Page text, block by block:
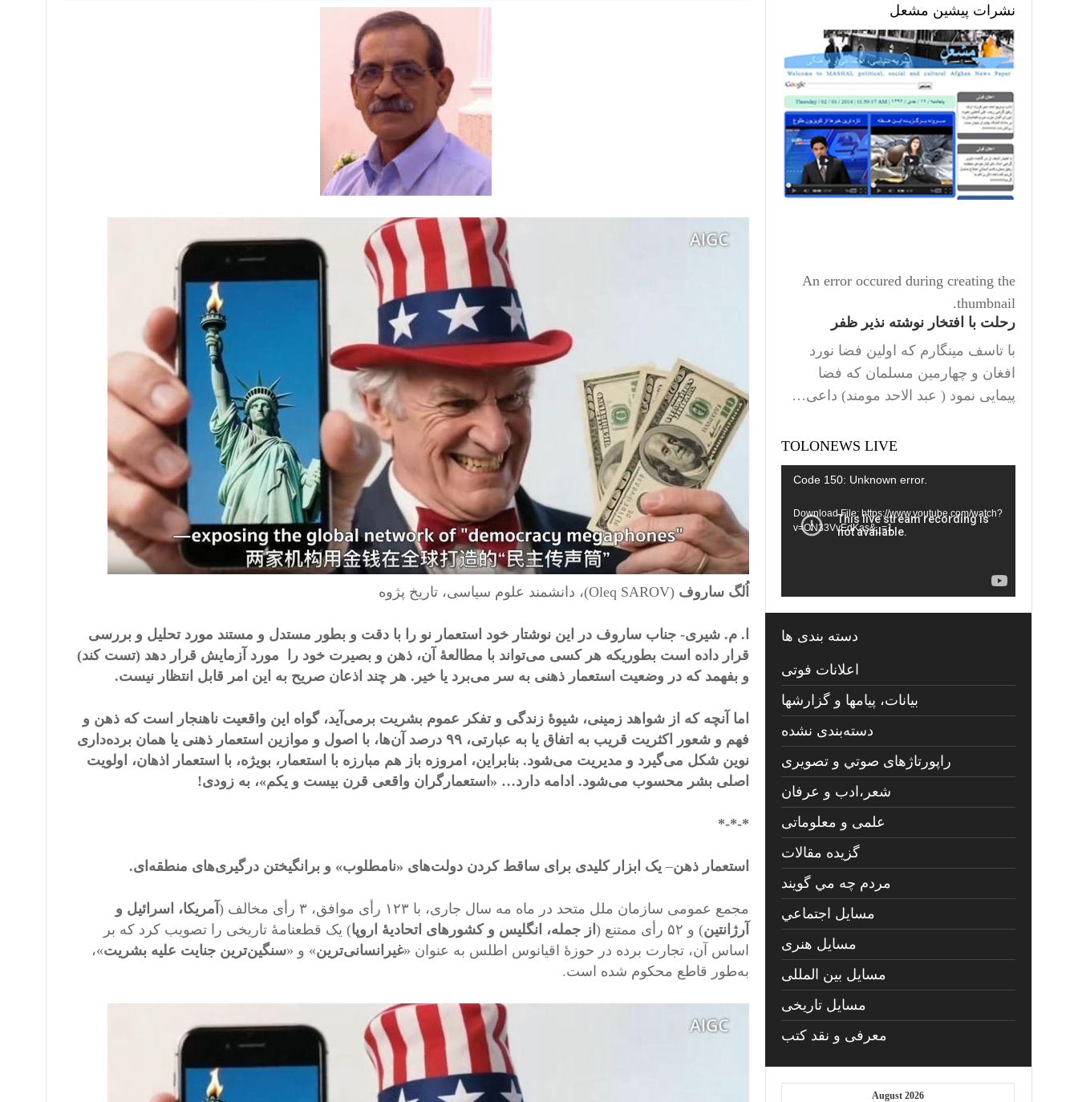
اُلگ ساروف (Oleq SAROV)، دانشمند علوم سیاسی، تاریخ پژوه
ا. م. شیری- جناب ساروف در این نوشتار خود استعمار نو را با دقت و بطور مستدل و مستند مورد تحلیل و بررسی
قرار داده است بطوریکه هر کسی می‌تواند با مطالعۀ آن، ذهن و بصیرت خود را مورد آزمایش قرار دهد (تست کند)
و بفهمد که در وضعیت استعمار ذهنی به سر می‌برد یا خیر. هر چند اذعان صریح به این امر قابل انتظار نیست.
اما آنچه که از شواهد زمینی، شیوۀ زندگی و تفکر عموم بشریت برمی‌آید، گواه این واقعیت ناهنجار است که ذهن و
فهم و شعور اکثریت قریب به اتفاق یا به عبارتی، ٩٩ درصد آن‌ها، با اصول و موازین استعمار ذهنی یا همان برده‌داری
نوین شکل می‌گیرد و مدیریت می‌شود. بنابراین، امروزه باز هم مبارزه با استعمار، بویژه، با استعمار اذهان، اولویت
اصلی بشر محسوب می‌شود. ادامه دارد… «استعمارگران واقعی قرن بیست و یکم»، به زودی!
*-*-*
استعمار ذهن– یک ابزار کلیدی برای ساقط کردن دولت‌های «نامطلوب» و برانگیختن درگیری‌های منطقه‌ای.
مجمع عمومی سازمان ملل متحد در ماه مه سال جاری، با ۱۲۳ رأی موافق، ۳ رأی مخالف (
آمریکا، اسرائیل و
آرژانتین) و ۵۲ رأی ممتنع ( از جمله، انگلیس و کشورهای اتحادیۀ اروپا) یک قطعنامۀ تاریخی را تصویب کرد که بر
اساس آن، تجارت برده در حوزۀ اقیانوس اطلس به عنوان «غیرانسانی‌ترین» و «سنگین‌ترین جنایت علیه بشریت»،
به‌طور قاطع محکوم شده است.
نشرات پیشین مشعل
An error occured during creating the
thumbnail.
رحلت با افتخار نوشته نذیر ظفر
با تاسف مینگارم که اولین فضا نورد
افغان و چهارمین مسلمان که فضا
پیمایی نمود ( عبد الاحد مومند) داعی…
TOLONEWS LIVE
Video
Code 150: Unknown error.
Download File: https://www.youtube.com/watch?
v=ON33VvEdKas&_=1
دسته بندی ها
اعلانات فوتی
بیانات، پیامها و گزارشها
دسته‌بندی نشده
راپورتاژهای صوتي و تصويری
شعر،ادب و عرفان
علمی و معلوماتی
گزیده مقالات
مردم چه مي گويند
مسايل اجتماعي
مسايل هنری
مسایل بین المللی
مسایل تاریخی
معرفی و نقد کتب
August 2026